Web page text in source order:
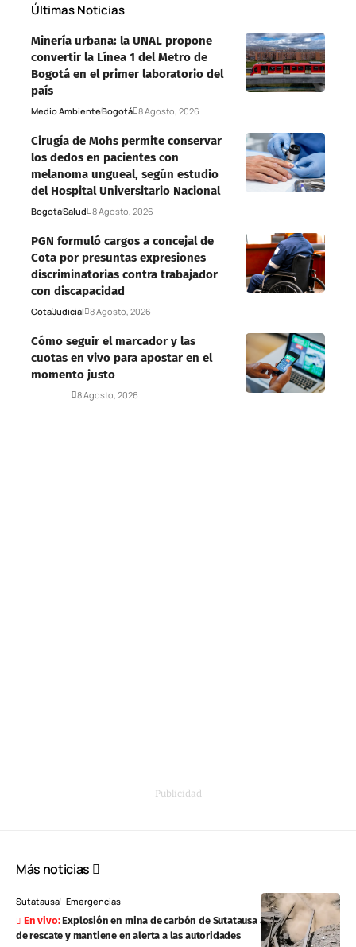
Últimas Noticias
Minería urbana: la UNAL propone
convertir la Línea 1 del Metro de
Bogotá en el primer laboratorio del
país
Medio AmbienteBogotá 8 Agosto, 2026
Cirugía de Mohs permite conservar
los dedos en pacientes con
melanoma ungueal, según estudio
del Hospital Universitario Nacional
BogotáSalud 8 Agosto, 2026
PGN formuló cargos a concejal de
Cota por presuntas expresiones
discriminatorias contra trabajador
con discapacidad
CotaJudicial 8 Agosto, 2026
Cómo seguir el marcador y las
cuotas en vivo para apostar en el
momento justo
8 Agosto, 2026
- Publicidad -
Más noticias
Sutatausa Emergencias
Explosión en mina de carbón de Sutatausa activa operativo
de rescate y mantiene en alerta a las autoridades